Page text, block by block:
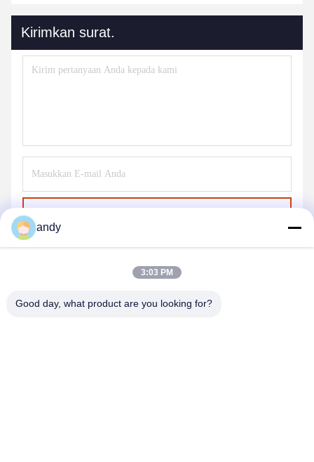
Kirimkan surat.
andy
3:03 PM
Good day, what product are you looking for?